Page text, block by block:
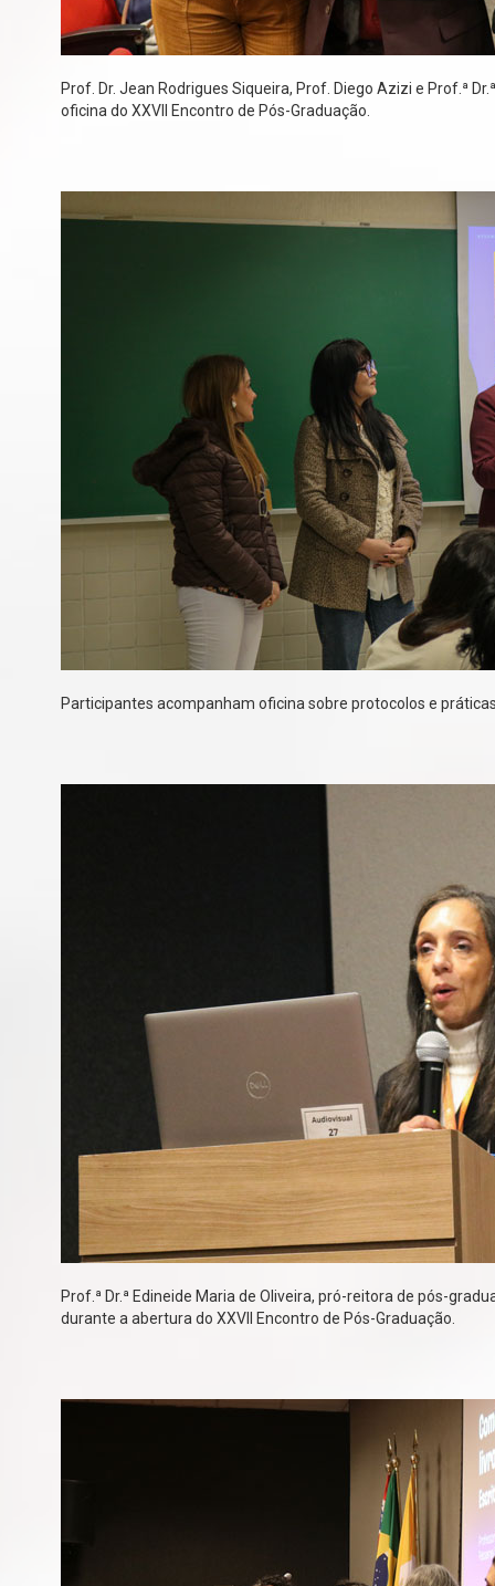
Prof. Dr. Jean Rodrigues Siqueira, Prof. Diego Azizi e Prof.ª
oficina do XXVII Encontro de Pós-Graduação.
Participantes acompanham oficina sobre protocolos e
Prof.ª Dr.ª Edineide Maria de Oliveira, pró-reitora de pós-
durante a abertura do XXVII Encontro de Pós-Graduação.